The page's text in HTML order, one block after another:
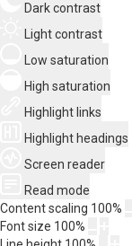
Dark contrast
Light contrast
Low saturation
High saturation
Highlight links
Highlight headings
Screen reader
Read mode
Content scaling 100%
Font size 100%